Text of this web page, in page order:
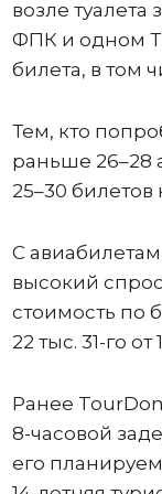
возле туалета
ФПК и одном
билета, в том
Тем, кто
раньше 26–28
25–30 билетов
С
высокий
стоимость по
22 тыс. 31-го от
Ранее
8-часовой
его